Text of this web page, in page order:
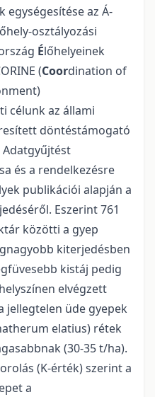
egységesítése az Á-
osztályozási
Élőhelyeinek
(Coordination of
célunk az állami
döntéstámogató
és a rendelkezésre
publikációi alapján a
Eszerint 761
közötti a gyep
kiterjedésben
kistáj pedig
elvégzett
jellegtelen üde gyepek
elatius) rétek
(30-35 t/ha).
(K-érték) szerint a
a